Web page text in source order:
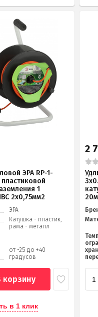
ЭРА RP-1-
1
2х0,75мм2
ЭРА
Катушка - пластик,
рама - металл
от -25 до +40
градусов
корзину
в 1 клик
2